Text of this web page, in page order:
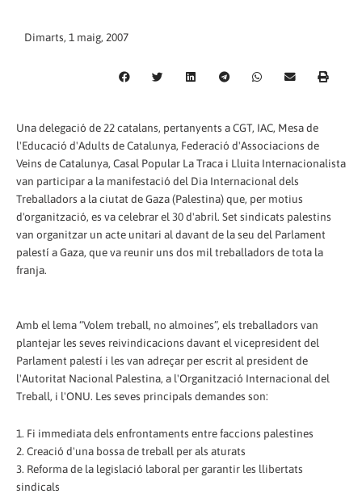
Dimarts, 1 maig, 2007
Una delegació de 22 catalans, pertanyents a CGT, IAC, Mesa de
l'Educació d'Adults de Catalunya, Federació d'Associacions de
Veins de Catalunya, Casal Popular La Traca i Lluita Internacionalista
van participar a la manifestació del Dia Internacional dels
Treballadors a la ciutat de Gaza (Palestina) que, per motius
d'organització, es va celebrar el 30 d'abril. Set sindicats palestins
van organitzar un acte unitari al davant de la seu del Parlament
palestí a Gaza, que va reunir uns dos mil treballadors de tota la
franja.
Amb el lema “Volem treball, no almoines”, els treballadors van
plantejar les seves reivindicacions davant el vicepresident del
Parlament palestí i les van adreçar per escrit al president de
l'Autoritat Nacional Palestina, a l'Organització Internacional del
Treball, i l'ONU. Les seves principals demandes son:
1. Fi immediata dels enfrontaments entre faccions palestines
2. Creació d'una bossa de treball per als aturats
3. Reforma de la legislació laboral per garantir les llibertats
sindicals